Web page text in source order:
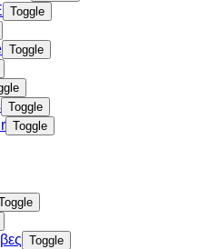
Toggle
Toggle
Toggle
Toggle
Toggle